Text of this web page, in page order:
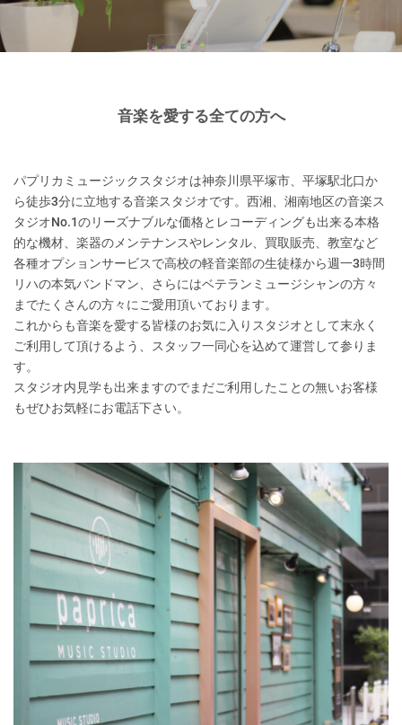
音楽を愛する全ての方へ
パプリカミュージックスタジオは神奈川県平塚市、平塚駅北口か
ら徒歩3分に立地する音楽スタジオです。西湘、湘南地区の音楽ス
タジオNo.1のリーズナブルな価格とレコーディングも出来る本格
的な機材、楽器のメンテナンスやレンタル、買取販売、教室など
各種オプションサービスで高校の軽音楽部の生徒様から週一3時間
リハの本気バンドマン、さらにはベテランミュージシャンの方々
までたくさんの方々にご愛用頂いております。
これからも音楽を愛する皆様のお気に入りスタジオとして末永く
ご利用して頂けるよう、スタッフ一同心を込めて運営して参りま
す。
スタジオ内見学も出来ますのでまだご利用したことの無いお客様
もぜひお気軽にお電話下さい。